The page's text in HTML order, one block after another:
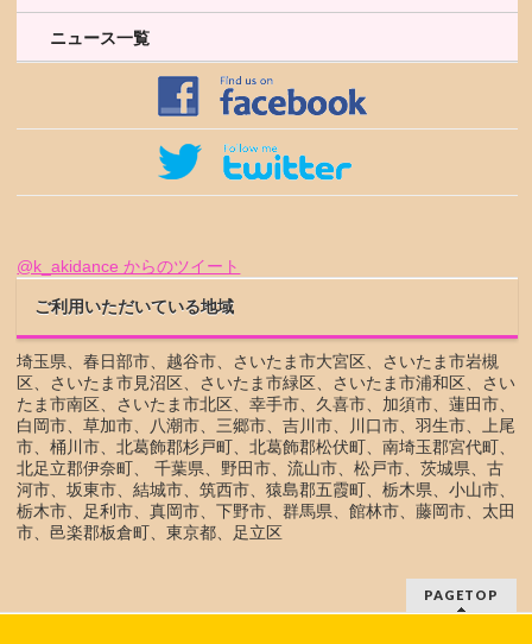
ニュース一覧
@k_akidance からのツイート
ご利用いただいている地域
埼玉県、春日部市、越谷市、さいたま市大宮区、さいたま市岩槻
区、さいたま市見沼区、さいたま市緑区、さいたま市浦和区、さい
たま市南区、さいたま市北区、幸手市、久喜市、加須市、蓮田市、
白岡市、草加市、八潮市、三郷市、吉川市、川口市、羽生市、上尾
市、桶川市、北葛飾郡杉戸町、北葛飾郡松伏町、南埼玉郡宮代町、
北足立郡伊奈町、 千葉県、野田市、流山市、松戸市、茨城県、古
河市、坂東市、結城市、筑西市、猿島郡五霞町、栃木県、小山市、
栃木市、足利市、真岡市、下野市、群馬県、館林市、藤岡市、太田
市、邑楽郡板倉町、東京都、足立区
PAGETOP